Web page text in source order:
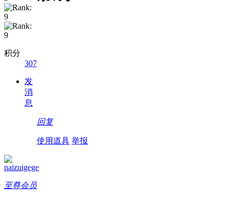
积分
307
发
消
息
回复
使用道具 举报
naizuigege
至尊会员